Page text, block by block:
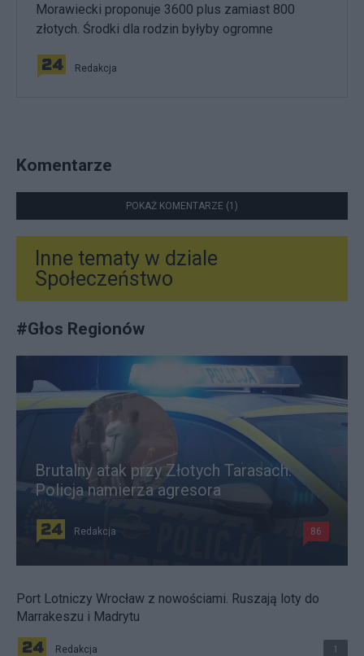
Morawiecki proponuje 3600 plus zamiast 800
złotych. Środki dla rodzin byłyby ogromne
Redakcja
Komentarze
POKAŻ KOMENTARZE (1)
Inne tematy w dziale
Społeczeństwo
#Głos Regionów
Brutalny atak przy Złotych Tarasach.
Policja namierza agresora
Redakcja 86
Port Lotniczy Wrocław z nowościami. Ruszają loty do
Marrakeszu i Madrytu
Redakcja 1